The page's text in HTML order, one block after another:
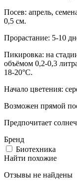
Посев: апрель,
0,5 см.
Прорастание: 5-10
Пикировка: на
объёмом 0,2-0,3
18-20°С.
Начало цветения:
Возможен прямой
Предпочитает
Бренд
Биотехника
Найти похожие
Отзывы не найдены